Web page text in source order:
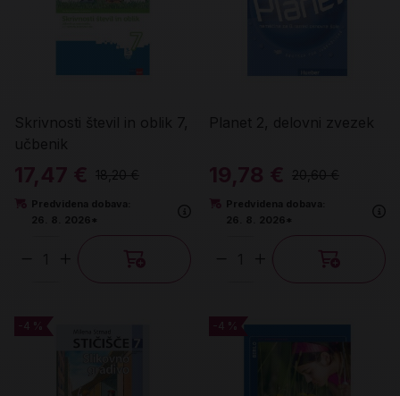
Skrivnosti števil in oblik 7,
učbenik
17,47 € 18,20 €
Predvidena dobava:
26. 8. 2026*
Količina
Planet 2, delovni zvezek
19,78 € 20,60 €
Predvidena dobava:
26. 8. 2026*
Količina
-4 %
-4 %